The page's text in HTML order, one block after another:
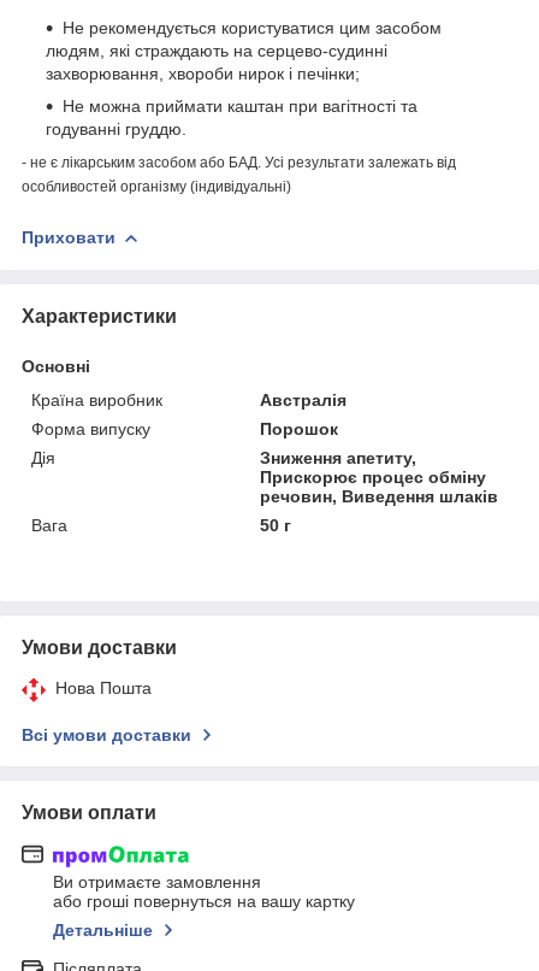
Не рекомендується користуватися цим засобом
людям, які страждають на серцево-судинні
захворювання, хвороби нирок і печінки;
Не можна приймати каштан при вагітності та
годуванні груддю.
- не є лікарським засобом або БАД. Усі результати залежать від
особливостей організму (індивідуальні)
Приховати
Характеристики
Основні
Країна виробник
Австралія
Форма випуску
Порошок
Дія
Зниження апетиту,
Прискорює процес обміну
речовин, Виведення шлаків
Вага
50 г
Умови доставки
Нова Пошта
Всі умови доставки
Умови оплати
Ви отримаєте замовлення
або гроші повернуться на вашу картку
Детальніше